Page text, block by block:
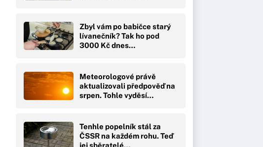
Zbyl vám po babičce starý
lívanečník? Tak ho pod
3000 Kč dnes…
Meteorologové právě
aktualizovali předpověď na
srpen. Tohle vyděsí…
Tenhle popelník stál za
ČSSR na každém rohu. Teď
jej sběratelé…